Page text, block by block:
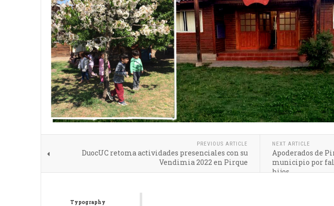
PREVIOUS ARTICLE
DuocUC retoma actividades presenciales con su
Vendimia 2022 en Pirque
NEXT ARTICLE
Apoderados de
municipio por
hijos
Typography